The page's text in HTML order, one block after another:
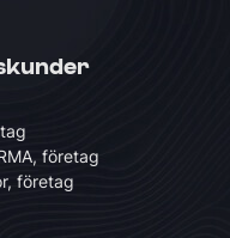
företag
företag